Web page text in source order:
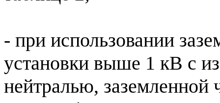
- при использовании
установки выше 1 кВ с
нейтралью, заземленной